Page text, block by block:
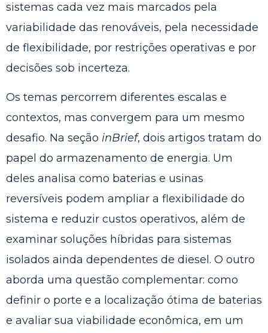
sistemas cada vez mais marcados pela
variabilidade das renováveis, pela necessidade
de flexibilidade, por restrições operativas e por
decisões sob incerteza.
Os temas percorrem diferentes escalas e
contextos, mas convergem para um mesmo
desafio. Na seção inBrief, dois artigos tratam do
papel do armazenamento de energia. Um
deles analisa como baterias e usinas
reversíveis podem ampliar a flexibilidade do
sistema e reduzir custos operativos, além de
examinar soluções híbridas para sistemas
isolados ainda dependentes de diesel. O outro
aborda uma questão complementar: como
definir o porte e a localização ótima de baterias
e avaliar sua viabilidade econômica, em um